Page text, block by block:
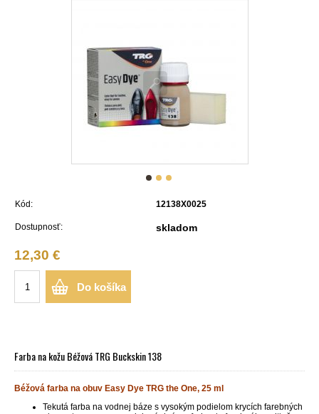
Kód: 12138X0025
Dostupnosť: skladom
12,30 €
Do košíka
Farba na kožu Béžová TRG Buckskin 138
Béžová farba na obuv Easy Dye TRG the One, 25 ml
Tekutá farba na vodnej báze s vysokým podielom krycích farebných